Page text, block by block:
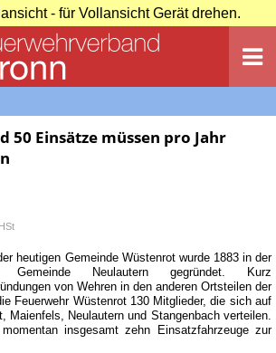
- für Vollansicht Gerät drehen.
50 Einsätze müssen pro Jahr
heutigen Gemeinde Wüstenrot wurde 1883 in der
Gemeinde Neulautern gegründet. Kurz
von Wehren in den anderen Ortsteilen der
Feuerwehr Wüstenrot 130 Mitglieder, die sich auf
Maienfels, Neulautern und Stangenbach verteilen.
insgesamt zehn Einsatzfahrzeuge zur